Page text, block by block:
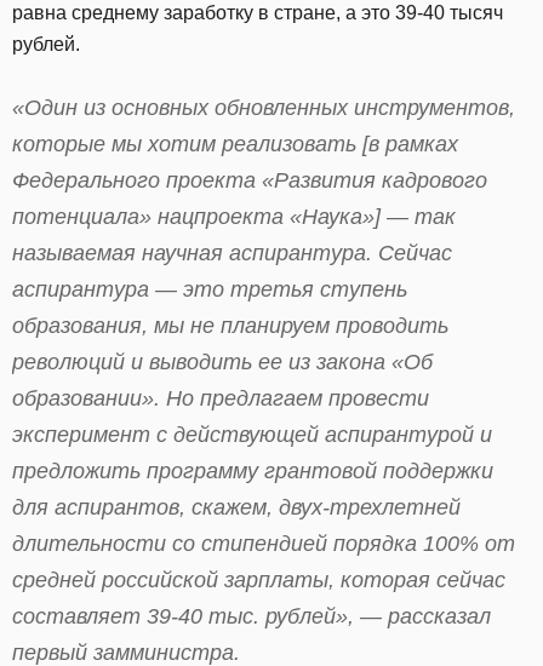
равна среднему заработку в стране, а это 39-40 тысяч
рублей.
«Один из основных обновленных инструментов,
которые мы хотим реализовать [в рамках
Федерального проекта «Развития кадрового
потенциала» нацпроекта «Наука»] — так
называемая научная аспирантура. Сейчас
аспирантура — это третья ступень
образования, мы не планируем проводить
революций и выводить ее из закона «Об
образовании». Но предлагаем провести
эксперимент с действующей аспирантурой и
предложить программу грантовой поддержки
для аспирантов, скажем, двух-трехлетней
длительности со стипендией порядка 100% от
средней российской зарплаты, которая сейчас
составляет 39-40 тыс. рублей», — рассказал
первый замминистра.